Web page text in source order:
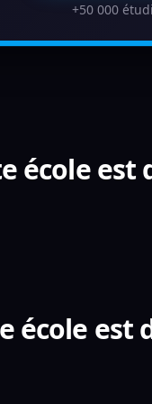
+50 000
école est
école est